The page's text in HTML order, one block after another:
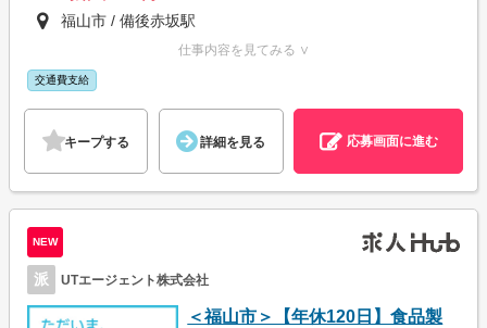
福山市 / 備後赤坂駅
仕事内容を見てみる ∨
交通費支給
キープする 詳細を見る 応募画面に進む
NEW
派 UTエージェント株式会社
＜福山市＞【年休120日】食品製